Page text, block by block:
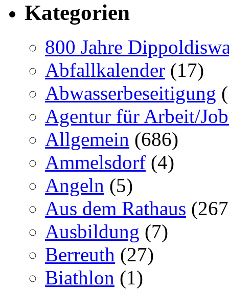
Kategorien
800 Jahre
Abfallkalender (17)
Abwasserbeseitigung
Agentur für Arbeit/
Allgemein (686)
Ammelsdorf (4)
Angeln (5)
Aus dem Rathaus
Ausbildung (7)
Berreuth (27)
Biathlon (1)